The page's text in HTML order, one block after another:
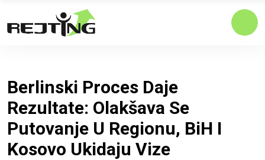
Berlinski Proces Daje
Rezultate: Olakšava Se
Putovanje U Regionu, BiH I
Kosovo Ukidaju Vize